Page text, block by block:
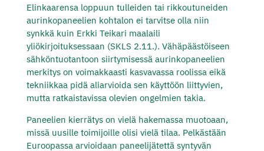
Elinkaarensa loppuun tulleiden tai rikkoutuneiden
aurinkopaneelien kohtalon ei tarvitse olla niin
synkkä kuin Erkki Teikari maalaili
yliökirjoituksessaan (SKLS 2.11.). Vähäpäästöiseen
sähköntuotantoon siirtymisessä aurinkopaneelien
merkitys on voimakkaasti kasvavassa roolissa eikä
tekniikkaa pidä aliarvioida sen käyttöön liittyvien,
mutta ratkaistavissa olevien ongelmien takia.
Paneelien kierrätys on vielä hakemassa muotoaan,
missä uusille toimijoille olisi vielä tilaa. Pelkästään
Euroopassa arvioidaan paneelijätettä syntyvän